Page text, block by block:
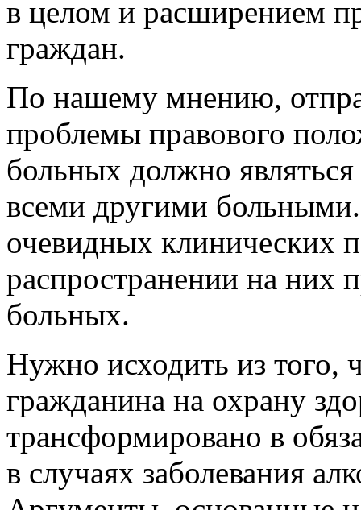
в целом и расширением
граждан.
По нашему мнению,
проблемы правового
больных должно
всеми другими
очевидных клинических
распространении на них
больных.
Нужно исходить из того,
гражданина на охрану
трансформировано в
в случаях заболевания